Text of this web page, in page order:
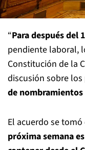
“Para después del
pendiente laboral,
Constitución de la
discusión sobre los
de nombramientos
El acuerdo se
próxima semana